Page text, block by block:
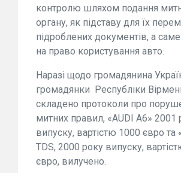
контролю шляхом подання
органу, як підставу для їх
підроблених документів, а
на право користування авто.
Наразі щодо громадянина
громадянки Республіки
складено протоколи про
митних правил, «AUDI A6» 2001
випуску, вартістю 1000 євро та
TDS, 2000 року випуску,
євро, вилучено.